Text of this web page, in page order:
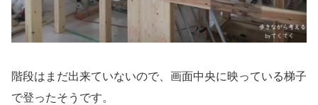
階段はまだ出来ていないので、画面中央に映っている梯子
で登ったそうです。